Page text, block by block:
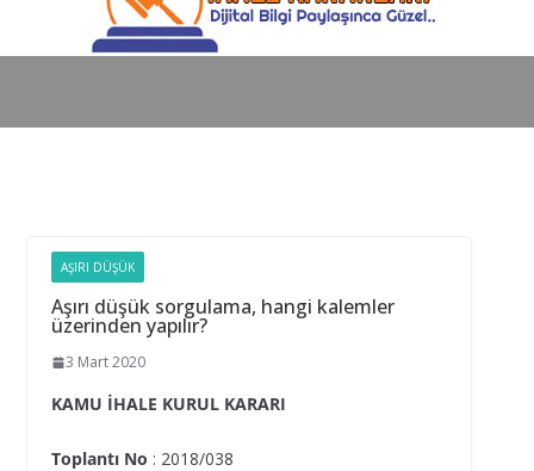
AŞIRI DÜŞÜK
Aşırı düşük sorgulama, hangi kalemler
üzerinden yapılır?
3 Mart 2020
KAMU İHALE KURUL KARARI
Toplantı No : 2018/038